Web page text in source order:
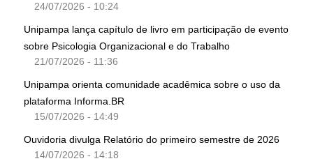
24/07/2026 - 10:24
Unipampa lança capítulo de livro em participação de evento
sobre Psicologia Organizacional e do Trabalho
21/07/2026 - 11:36
Unipampa orienta comunidade acadêmica sobre o uso da
plataforma Informa.BR
15/07/2026 - 14:49
Ouvidoria divulga Relatório do primeiro semestre de 2026
14/07/2026 - 14:18